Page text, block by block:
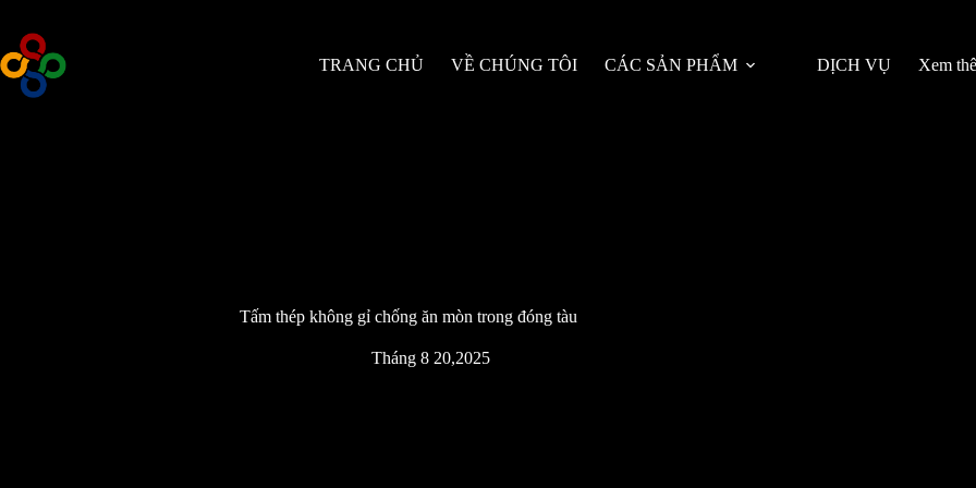
nội
dung
TRANG CHỦ VỀ CHÚNG TÔI CÁC SẢN PHẨM DỊCH VỤ Xem
Tấm thép không gỉ chống ăn mòn trong đóng tàu
Tháng 8 20,2025